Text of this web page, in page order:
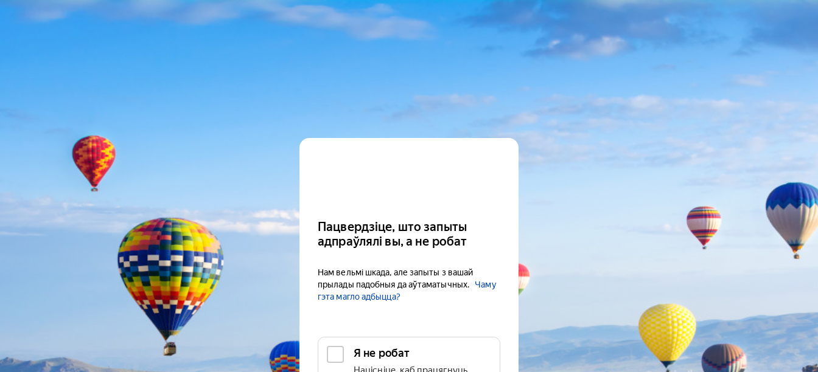
Пацвердзіце, што запыты
адпраўлялі вы, а не робат
Нам вельмі шкада, але запыты з вашай
прылады падобныя да аўтаматычных.
Чаму
гэта магло адбыцца?
Я не робат